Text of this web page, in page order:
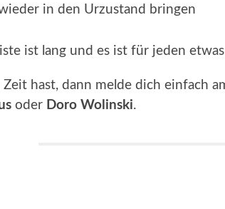
in den Urzustand bringen
ist lang und es ist für jeden
hast, dann melde dich einfach
oder Doro Wolinski.